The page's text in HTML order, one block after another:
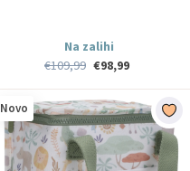
Na zalihi
€109,99 €98,99
Novo